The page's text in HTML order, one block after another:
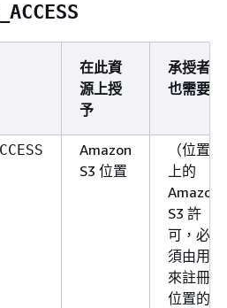
在此資
源上授
予
承授者
也需要
Amazon
S3 位置
（位置
上的
Amazon
S3 許
可，必
須由用
來註冊
位置的